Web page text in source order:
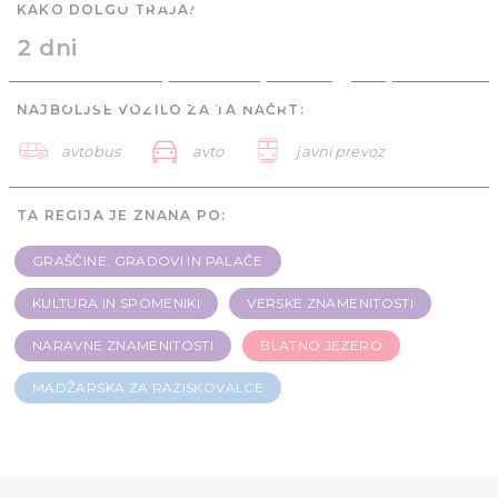
raziskovalce 2 dni
KAKO DOLGO TRAJA?
2 dni
NAJBOLJŠE VOZILO ZA TA NAČRT:
avtobus avto javni prevoz
TA REGIJA JE ZNANA PO:
GRAŠČINE, GRADOVI IN PALAČE
KULTURA IN SPOMENIKI VERSKE ZNAMENITOSTI
NARAVNE ZNAMENITOSTI BLATNO JEZERO
MADŽARSKA ZA RAZISKOVALCE